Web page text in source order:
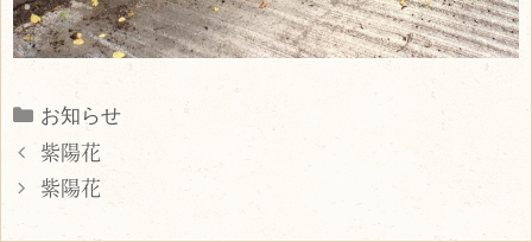
Categories
お知らせ
紫陽花
紫陽花